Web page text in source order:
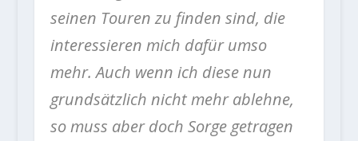
seinen Touren zu finden sind, die
interessieren mich dafür umso
mehr. Auch wenn ich diese nun
grundsätzlich nicht mehr ablehne,
so muss aber doch Sorge getragen